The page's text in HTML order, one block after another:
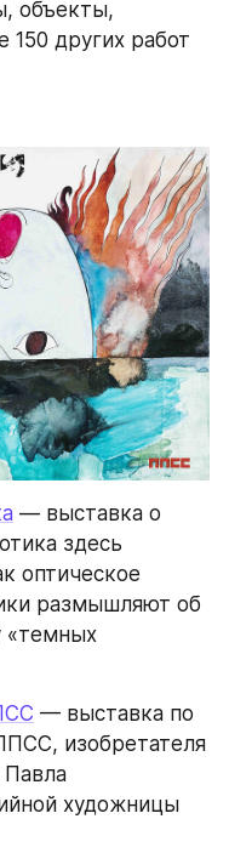
объекты,
других работ
— выставка о
здесь
оптическое
размышляют об
«темных
— выставка по
изобретателя
Павла
художницы